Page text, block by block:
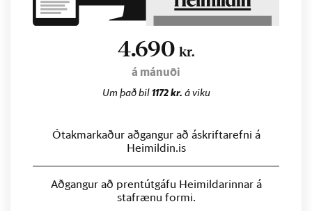
4.690 kr.
á mánuði
Um það bil1172 kr. á viku
Ótakmarkaður aðgangur að áskriftarefni á
Heimildin.is
Aðgangur að prentútgáfu Heimildarinnar á
stafrænu formi.